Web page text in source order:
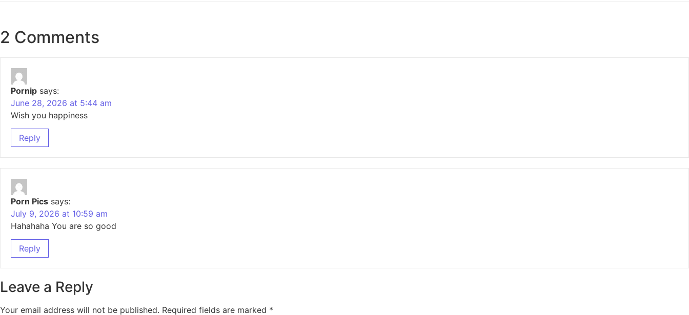
2 Comments
Pornip says:
June 28, 2026 at 5:44 am
Wish you happiness
Reply
Porn Pics says:
July 9, 2026 at 10:59 am
Hahahaha You are so good
Reply
Leave a Reply
Your email address will not be published. Required fields are marked *